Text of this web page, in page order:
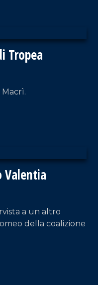
Tropea
Macrì.
Valentia
a un altro
della coalizione